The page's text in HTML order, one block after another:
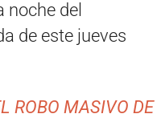
noche del
de este jueves
ROBO MASIVO DE